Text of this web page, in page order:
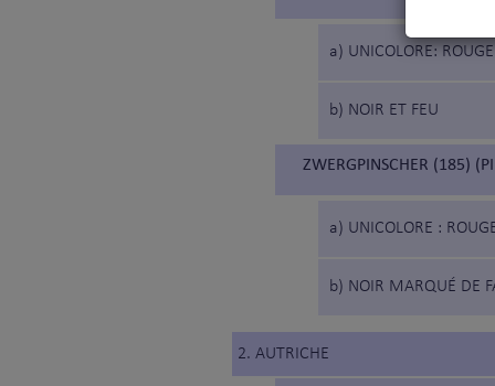
a) UNICOLORE:
b) NOIR ET FEU
ZWERGPINSCHER (185)
a) UNICOLORE :
b) NOIR MARQUÉ DE
2. AUTRICHE